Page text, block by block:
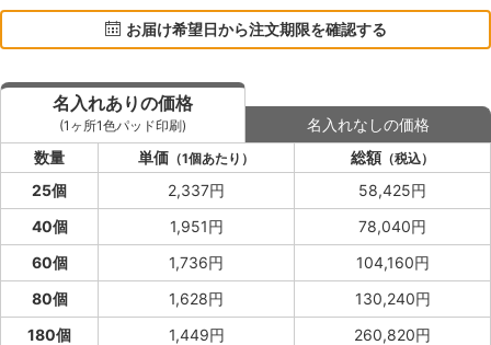
お届け希望日から注文期限を確認する
名入れありの価格
(1ヶ所1色パッド印刷)
名入れなしの価格
数量
単価 （1個あたり） 総額 （税込）
25個 2,337円
58,425円
40個
1,951円
78,040円
60個
1,736円
104,160円
80個
1,628円
130,240円
180個
1,449円 260,820円